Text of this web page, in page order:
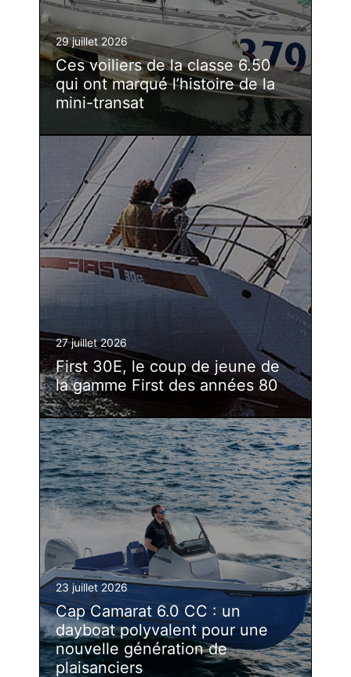
29 juillet 2026
Ces voiliers de la classe 6.50
qui ont marqué l’histoire de la
mini-transat
27 juillet 2026
First 30E, le coup de jeune de
la gamme First des années 80
23 juillet 2026
Cap Camarat 6.0 CC : un
dayboat polyvalent pour une
nouvelle génération de
plaisanciers